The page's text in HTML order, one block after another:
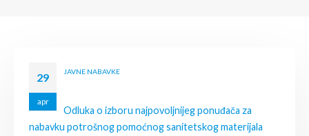
29
apr
JAVNE NABAVKE
Odluka o izboru najpovoljnijeg ponuđača za
nabavku potrošnog pomoćnog sanitetskog materijala